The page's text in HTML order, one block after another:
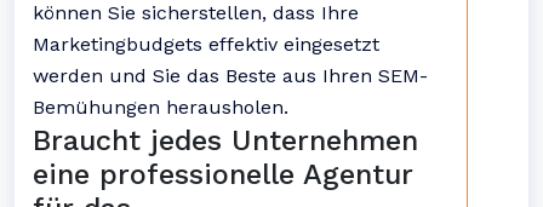
können Sie sicherstellen, dass Ihre
Marketingbudgets effektiv eingesetzt
werden und Sie das Beste aus Ihren SEM-
Bemühungen herausholen.
Braucht jedes Unternehmen
eine professionelle Agentur